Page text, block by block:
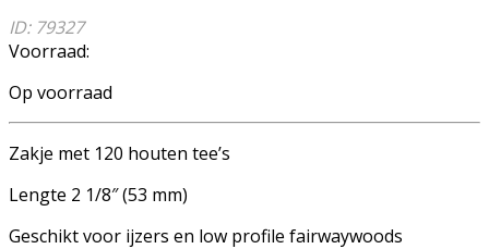
ID: 79327
Voorraad:
Op voorraad
Zakje met 120 houten tee’s
Lengte 2 1/8″ (53 mm)
Geschikt voor ijzers en low profile fairwaywoods